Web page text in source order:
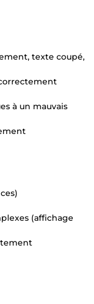
texte coupé,
à un mauvais
(affichage